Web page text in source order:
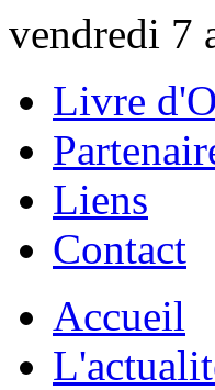
vendredi 7
Livre
Liens
Contact
Accueil